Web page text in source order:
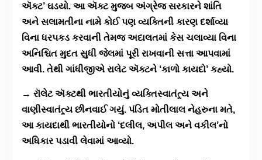
ઍક્ટ’ ઘડયો. આ ઍક્ટ મુજબ અંગ્રેજ સરકારને શાંતિ
અને સલામતીના નામે કોઈ પણ વ્યક્તિની કારણ દર્શાવ્યા
વિના ધરપકડ કરવાની તેમજ અદાલતમાં કેસ ચલાવ્યા વિના
અનિશ્ચિત મુદત સુધી જેલમાં પૂરી રાખવાની સત્તા આપવામાં
આવી. તેથી ગાંધીજીએ રાલેટ ઍક્ટને ‘કાળો કાયદો’ કહ્યો.
→ રૉલેટ ઍક્ટથી ભારતીયોનું વ્યક્તિસ્વાતંત્ર્ય અને
વાણીસ્વાતંત્ર્ય છીનવાઈ ગયું. પંડિત મોતીલાલ નેહરુના મતે,
આ કાયદાથી ભારતીયોનો ‘દલીલ, અપીલ અને વકીલ’નો
અધિકાર પડાવી લેવામાં આવ્યો.